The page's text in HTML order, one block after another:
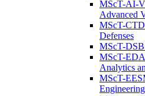
MScT-AI-
Advanced
MScT-CTD
Defenses
MScT-DSB
MScT-
Analytics
MScT-